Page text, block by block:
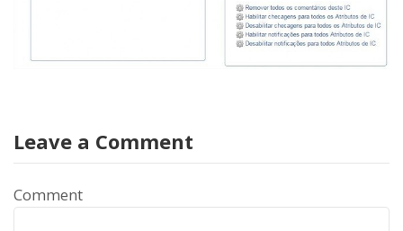
Leave a Comment
Comment